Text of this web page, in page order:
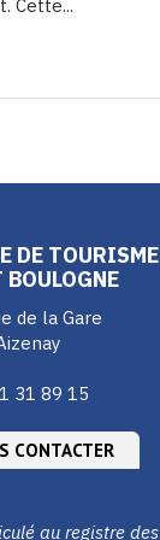
Cette...
DE TOURISME
de la Gare
31 89 15
CONTACTER
au registre des